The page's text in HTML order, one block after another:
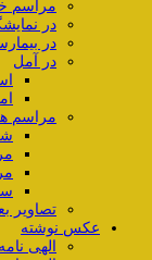
مراسم
در
در
در آمل
مراسم
تصاویر
عکس نوشته
الهی